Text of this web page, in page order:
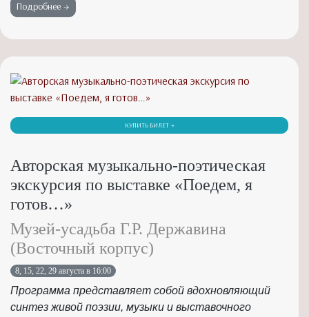
Подробнее →
КУПИТЬ БИЛЕТ →
Авторская музыкально-поэтическая
экскурсия по выставке «Поедем, я
готов…»
Музей-усадьба Г.Р. Державина
(Восточный корпус)
8, 15, 22, 29 августа в 16:00
Программа представляет собой вдохновляющий
синтез живой поэзии, музыки и выставочного